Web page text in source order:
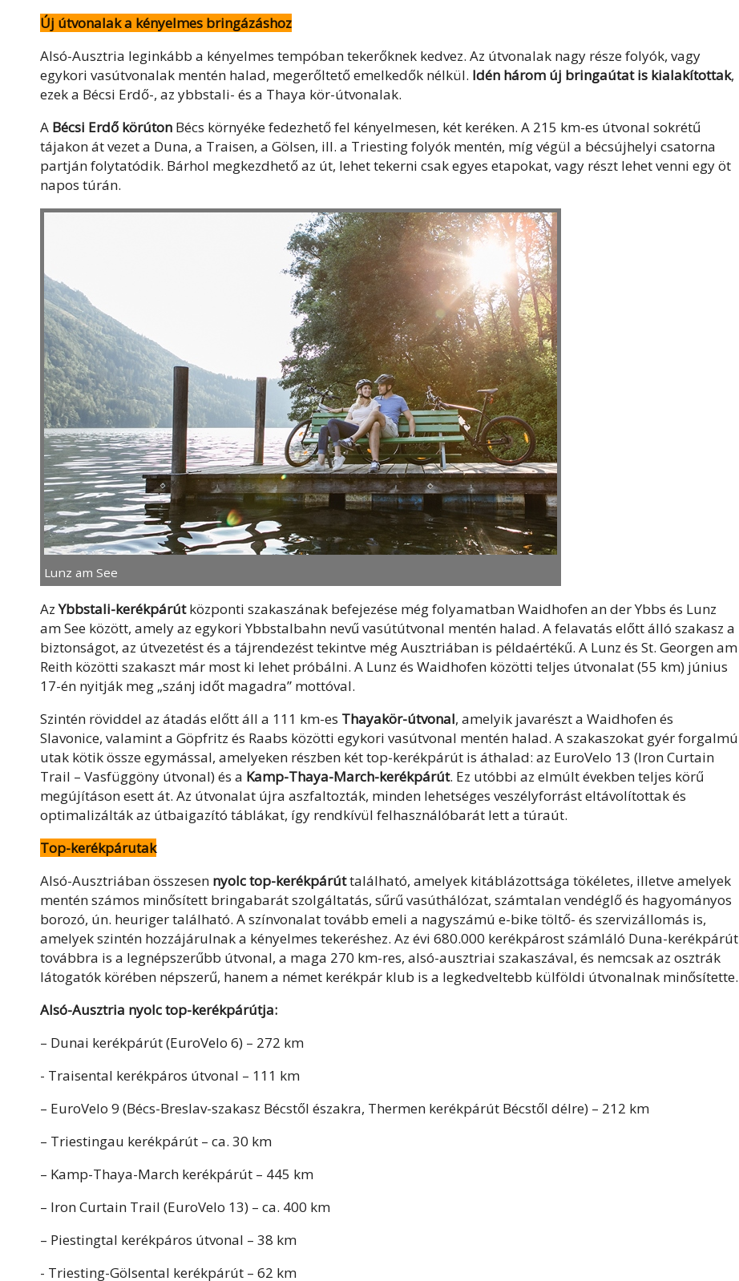
Új útvonalak a kényelmes bringázáshoz
Alsó-Ausztria leginkább a kényelmes tempóban tekerőknek kedvez. Az útvonalak nagy része folyók, vagy
egykori vasútvonalak mentén halad, megerőltető emelkedők nélkül. Idén három új bringaútat is kialakítottak,
ezek a Bécsi Erdő-, az ybbstali- és a Thaya kör-útvonalak.
A Bécsi Erdő körúton Bécs környéke fedezhető fel kényelmesen, két keréken. A 215 km-es útvonal sokrétű
tájakon át vezet a Duna, a Traisen, a Gölsen, ill. a Triesting folyók mentén, míg végül a bécsújhelyi csatorna
partján folytatódik. Bárhol megkezdhető az út, lehet tekerni csak egyes etapokat, vagy részt lehet venni egy öt
napos túrán.
Lunz am See
AzYbbstali-kerékpárútközponti szakaszának befejezése még folyamatban Waidhofen an der Ybbs és Lunz
am See között, amely az egykori Ybbstalbahn nevű vasútútvonal mentén halad. A felavatás előtt álló szakasz a
biztonságot, az útvezetést és a tájrendezést tekintve még Ausztriában is példaértékű. A Lunz és St. Georgen am
Reith közötti szakaszt már most ki lehet próbálni. A Lunz és Waidhofen közötti teljes útvonalat (55 km) június
17-én nyitják meg „szánj időt magadra” mottóval.
Szintén röviddel az átadás előtt áll a 111 km-es Thayakör-útvonal, amelyik javarészt a Waidhofen és
Slavonice, valamint a Göpfritz és Raabs közötti egykori vasútvonal mentén halad. A szakaszokat gyér forgalmú
utak kötik össze egymással, amelyeken részben két top-kerékpárút is áthalad: az EuroVelo 13 (Iron Curtain
Trail – Vasfüggöny útvonal) és a Kamp-Thaya-March-kerékpárút. Ez utóbbi az elmúlt években teljes körű
megújításon esett át. Az útvonalat újra aszfaltozták, minden lehetséges veszélyforrást eltávolítottak és
optimalizálták az útbaigazító táblákat, így rendkívül felhasználóbarát lett a túraút.
Top-kerékpárutak
Alsó-Ausztriában összesen nyolc top-kerékpárúttalálható, amelyek kitáblázottsága tökéletes, illetve amelyek
mentén számos minősített bringabarát szolgáltatás, sűrű vasúthálózat, számtalan vendéglő és hagyományos
borozó, ún. heuriger található. A színvonalat tovább emeli a nagyszámú e-bike töltő- és szervizállomás is,
amelyek szintén hozzájárulnak a kényelmes tekeréshez. Az évi 680.000 kerékpárost számláló Duna-kerékpárút
továbbra is a legnépszerűbb útvonal, a maga 270 km-res, alsó-ausztriai szakaszával, és nemcsak az osztrák
látogatók körében népszerű, hanem a német kerékpár klub is a legkedveltebb külföldi útvonalnak minősítette.
Alsó-Ausztria nyolc top-kerékpárútja:
– Dunai kerékpárút (EuroVelo 6) – 272 km
- Traisental kerékpáros útvonal – 111 km
– EuroVelo 9 (Bécs-Breslav-szakasz Bécstől északra, Thermen kerékpárút Bécstől délre) – 212 km
– Triestingau kerékpárút – ca. 30 km
– Kamp-Thaya-March kerékpárút – 445 km
– Iron Curtain Trail (EuroVelo 13) – ca. 400 km
– Piestingtal kerékpáros útvonal – 38 km
- Triesting-Gölsental kerékpárút – 62 km